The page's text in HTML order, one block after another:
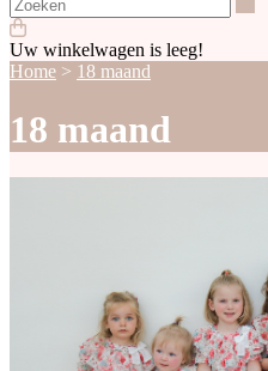
Uw winkelwagen is leeg!
Home > 18 maand
18 maand